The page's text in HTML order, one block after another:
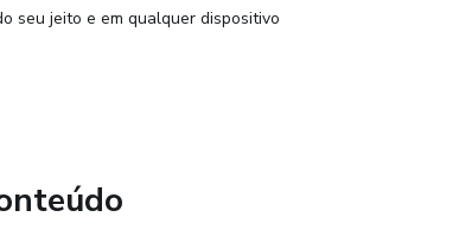
– Potencialize sua conexão com o objetivo e libere o
uma nova realidade. A **Tríade da Materialização**
seu jeito e em qualquer dispositivo